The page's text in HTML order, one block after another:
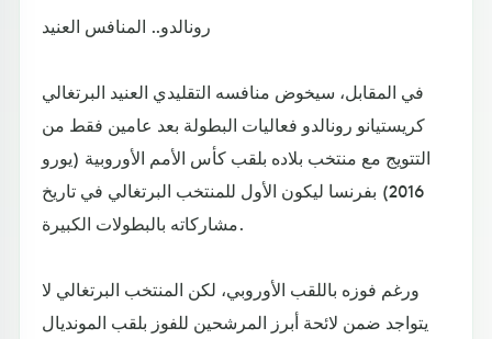
رونالدو.. المنافس العنيد
في المقابل، سيخوض منافسه التقليدي العنيد البرتغالي
كريستيانو رونالدو فعاليات البطولة بعد عامين فقط من
التتويج مع منتخب بلاده بلقب كأس الأمم الأوروبية (يورو
2016) بفرنسا ليكون الأول للمنتخب البرتغالي في تاريخ
مشاركاته بالبطولات الكبيرة.
ورغم فوزه باللقب الأوروبي، لكن المنتخب البرتغالي لا
يتواجد ضمن لائحة أبرز المرشحين للفوز بلقب المونديال